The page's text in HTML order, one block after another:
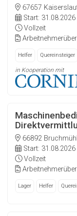
67657
Start: 31.08.2026
Vollzeit
Helfer Quereinsteiger
in Kooperation mit
66892
Start: 31.08.2026
Vollzeit
Lager Helfer